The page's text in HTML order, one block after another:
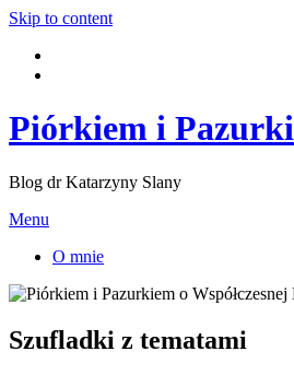
Skip to content
Piórkiem i
Blog dr Katarzyny Slany
Menu
O mnie
Szufladki z tematami